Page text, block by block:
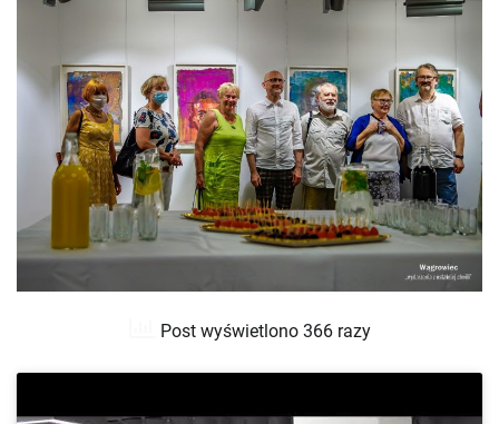
Post wyświetlono 366 razy